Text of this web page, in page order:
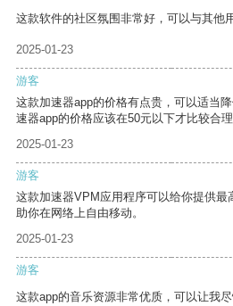
这款软件的社区氛围非常好，可以与其他
2025-01-23
游客
这款加速器app的价格有点贵，可以适当
速器app的价格应该在50元以下才比较合理
2025-01-23
游客
这款加速器VPM应用程序可以给你提供最
助你在网络上自由移动。
2025-01-23
游客
这款app的音乐资源非常优质，可以让我尽